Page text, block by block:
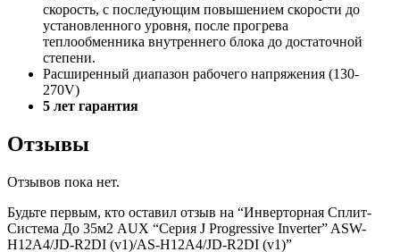
скорость, с последующим повышением скорости до
установленного уровня, после прогрева
теплообменника внутреннего блока до достаточной
степени.
Расширенный диапазон рабочего напряжения (130-
270V)
5 лет гарантия
Отзывы
Отзывов пока нет.
Будьте первым, кто оставил отзыв на “Инверторная Сплит-
Система До 35м2 AUX “Серия J Progressive Inverter” ASW-
H12A4/JD-R2DI (v1)/AS-H12A4/JD-R2DI (v1)”